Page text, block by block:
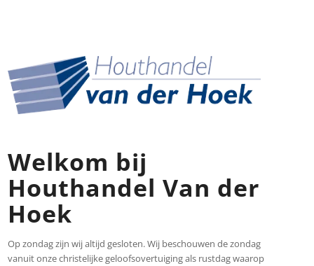
Welkom bij
Houthandel Van der
Hoek
Op zondag zijn wij altijd gesloten. Wij beschouwen de zondag
vanuit onze christelijke geloofsovertuiging als rustdag waarop